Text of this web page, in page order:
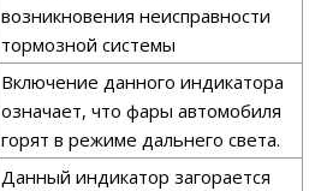
возникновения неисправности
тормозной системы
Включение данного индикатора
означает, что фары автомобиля
горят в режиме дальнего света.
Данный индикатор загорается